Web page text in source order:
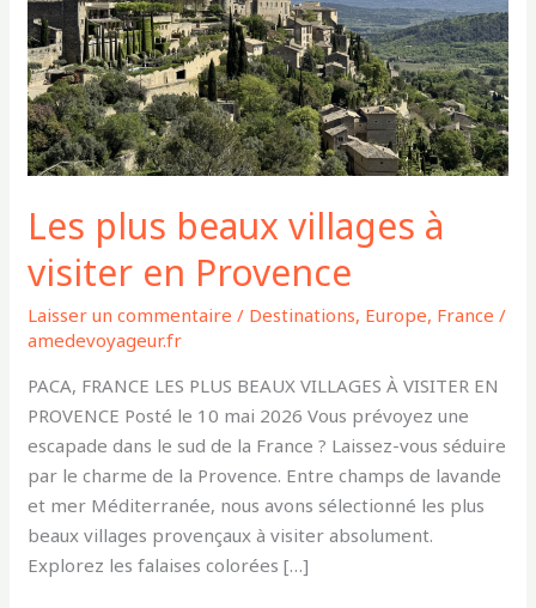
Les plus beaux villages à
visiter en Provence
Laisser un commentaire / Destinations, Europe, France /
amedevoyageur.fr
PACA, FRANCE LES PLUS BEAUX VILLAGES À VISITER EN
PROVENCE Posté le 10 mai 2026 Vous prévoyez une
escapade dans le sud de la France ? Laissez-vous séduire
par le charme de la Provence. Entre champs de lavande
et mer Méditerranée, nous avons sélectionné les plus
beaux villages provençaux à visiter absolument.
Explorez les falaises colorées […]
visiter
en
Provence